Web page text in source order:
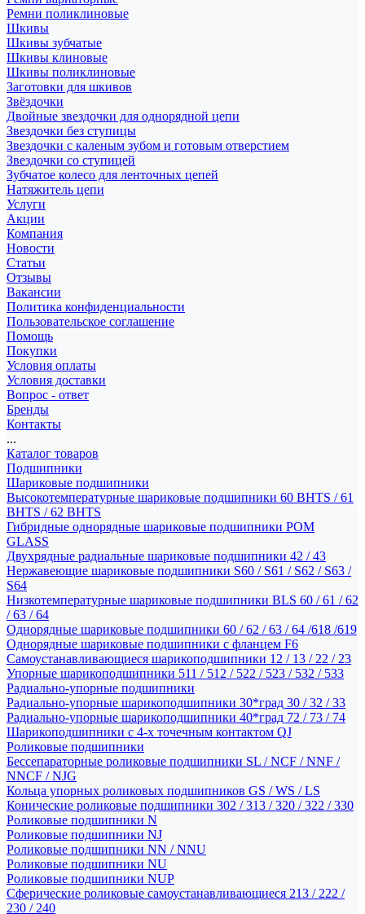
Ремни поликлиновые
Шкивы
Шкивы зубчатые
Шкивы клиновые
Шкивы поликлиновые
Заготовки для шкивов
Звёздочки
Двойные звездочки для однорядной цепи
Звездочки без ступицы
Звездочки с каленым зубом и готовым отверстием
Звездочки со ступицей
Зубчатое колесо для ленточных цепей
Натяжитель цепи
Услуги
Акции
Компания
Новости
Статьи
Отзывы
Вакансии
Политика конфиденциальности
Пользовательское соглашение
Помощь
Покупки
Условия оплаты
Условия доставки
Вопрос - ответ
Бренды
Контакты
...
Каталог товаров
Подшипники
Шариковые подшипники
Высокотемпературные шариковые подшипники 60 BHTS / 61
BHTS / 62 BHTS
Гибридные однорядные шариковые подшипники POM
GLASS
Двухрядные радиальные шариковые подшипники 42 / 43
Нержавеющие шариковые подшипники S60 / S61 / S62 / S63 /
S64
Низкотемпературные шариковые подшипники BLS 60 / 61 / 62
/ 63 / 64
Однорядные шариковые подшипники 60 / 62 / 63 / 64 /618 /619
Однорядные шариковые подшипники с фланцем F6
Самоустанавливающиеся шарикоподшипники 12 / 13 / 22 / 23
Упорные шарикоподшипники 511 / 512 / 522 / 523 / 532 / 533
Радиально-упорные подшипники
Радиально-упорные шарикоподшипники 30*град 30 / 32 / 33
Радиально-упорные шарикоподшипники 40*град 72 / 73 / 74
Шарикоподшипники с 4-х точечным контактом QJ
Роликовые подшипники
Бессепараторные роликовые подшипники SL / NCF / NNF /
NNCF / NJG
Кольца упорных роликовых подшипников GS / WS / LS
Конические роликовые подшипники 302 / 313 / 320 / 322 / 330
Роликовые подшипники N
Роликовые подшипники NJ
Роликовые подшипники NN / NNU
Роликовые подшипники NU
Роликовые подшипники NUP
Сферические роликовые самоустанавливающиеся 213 / 222 /
230 / 240